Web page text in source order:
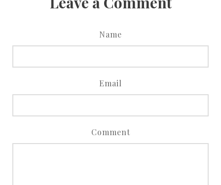
Name
Email
Comment